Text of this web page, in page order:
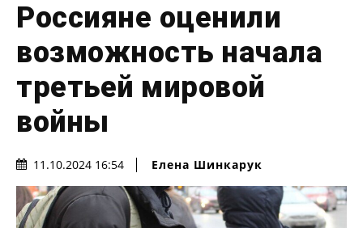
Россияне оценили
возможность начала
третьей мировой
войны
11.10.2024 16:54 Елена Шинкарук